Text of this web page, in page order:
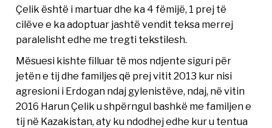
Çelik është i martuar dhe ka 4 fëmijë, 1 prej të
cilëve e ka adoptuar jashtë vendit teksa merrej
paralelisht edhe me tregti tekstilesh.
Mësuesi kishte filluar të mos ndjente siguri për
jetën e tij dhe familjes që prej vitit 2013 kur nisi
agresioni i Erdogan ndaj gylenistëve, ndaj, në vitin
2016 Harun Çelik u shpërngul bashkë me familjen e
tij në Kazakistan, aty ku ndodhej edhe kur u tentua